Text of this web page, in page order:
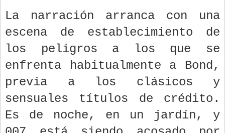
La narración arranca con una
escena de establecimiento de
los peligros a los que se
enfrenta habitualmente a Bond,
previa a los clásicos y
sensuales títulos de crédito.
Es de noche, en un jardín, y